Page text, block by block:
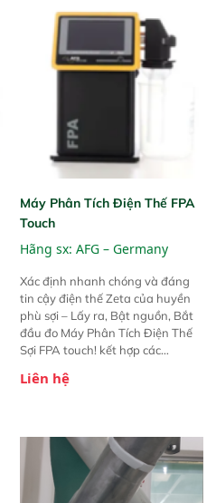
Máy Phân Tích Điện Thế FPA
Touch
Hãng sx: AFG – Germany
Xác định nhanh chóng và đáng
tin cậy điện thế Zeta của huyền
phù sợi – Lấy ra, Bật nguồn, Bắt
đầu đo Máy Phân Tích Điện Thế
Sợi FPA touch! kết hợp các
được chứng minh với sự đơn giản
trước đó. Nhưng so với các phiên
bản trước, FPA touch! nhỏ hơn và
nhẹ hơn đáng kể, đồng thời được
nâng cấp với các tính năng mới.
Liên hệ